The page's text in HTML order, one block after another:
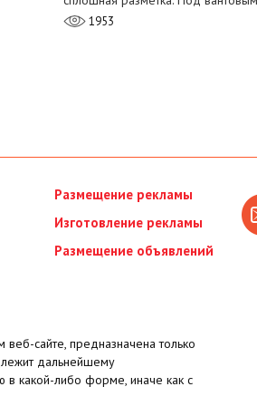
1953
Размещение рекламы
Изготовление рекламы
Размещение объявлений
сайте, предназначена только
дальнейшему
в какой-либо форме, иначе как с